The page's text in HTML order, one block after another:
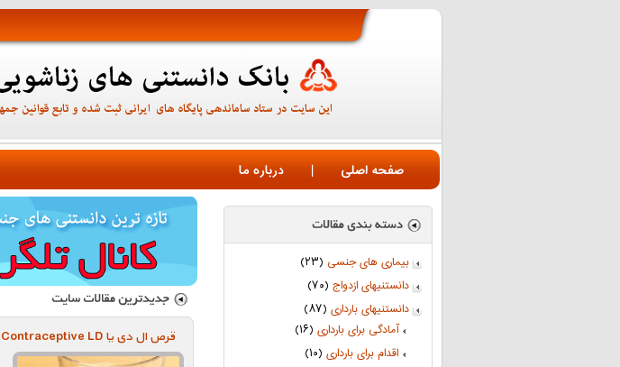
صفحه اصلی | درباره ما
بیماری های جنسی (۲۳)
دانستنیهای ازدواج (۷۰)
دانستنیهای بارداری (۸۷)
آمادگی برای بارداری (۱۶)
اقدام برای بارداری (۱۰)
قرص ال دی یا Contraceptive LD